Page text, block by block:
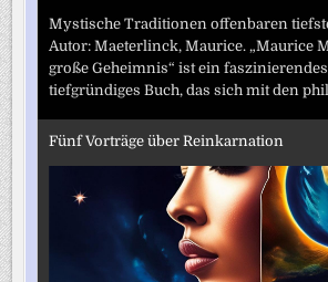
Mystische Traditionen offenbaren
Autor: Maeterlinck, Maurice. „Maurice
große Geheimnis“ ist ein
tiefgründiges Buch, das sich mit den
Fünf Vorträge über Reinkarnation